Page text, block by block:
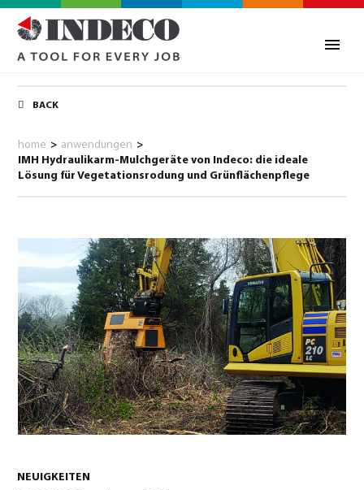
0
BACK
home > anwendungen >
IMH Hydraulikarm-Mulchgeräte von Indeco: die ideale
Lösung für Vegetationsrodung und Grünflächenpflege
NEUIGKEITEN